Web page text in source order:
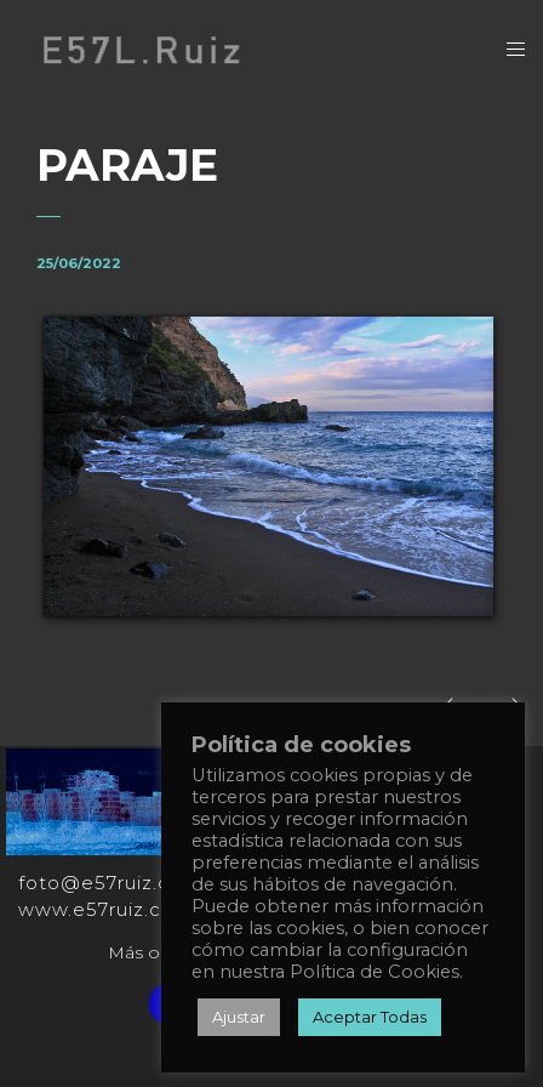
PARAJE
25/06/2022
+34
651
862
863
foto@e57ruiz.com
www.e57ruiz.com
Más obras en la galería virtual Singulart:
Verified artist on Singulart
Política de cookies
Utilizamos cookies propias y de
terceros para prestar nuestros
servicios y recoger información
estadística relacionada con sus
preferencias mediante el análisis
de sus hábitos de navegación.
Puede obtener más información
sobre las cookies, o bien conocer
cómo cambiar la configuración
en nuestra Política de Cookies.
Ajustar Aceptar Todas